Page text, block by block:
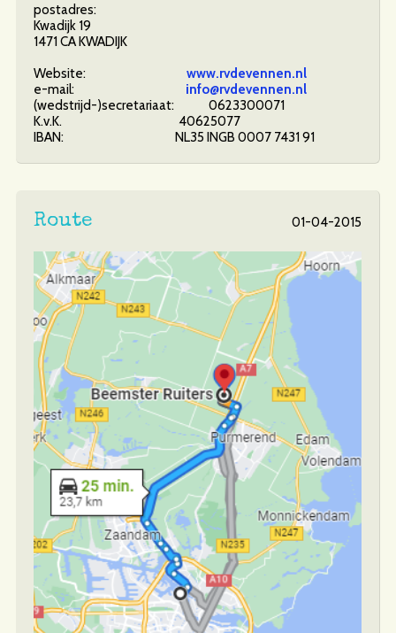
postadres:
Kwadijk 19
1471 CA KWADIJK
Website: www.rvdevennen.nl
e-mail: info@rvdevennen.nl
(wedstrijd-)secretariaat: 0623300071
K.v.K. 40625077
IBAN: NL35 INGB 0007 7431 91
01-04-2015
Route